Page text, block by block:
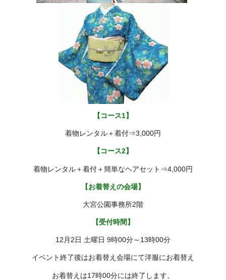
【コース1】
着物レンタル＋着付⇒3,000円
【コース2】
着物レンタル＋着付＋簡単なヘアセット⇒4,000円
【お着替えの会場】
大宮公園事務所2階
【受付時間】
12月2日 土曜日 9時00分～13時00分
イベント終了後はお着替え会場にて洋服にお着替え
お着替えは17時00分には終了します。